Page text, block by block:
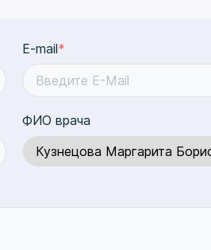
E-mail*
ФИО врача